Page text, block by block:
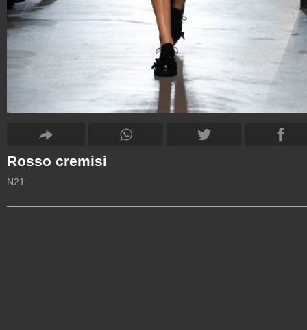
Rosso cremisi
N21